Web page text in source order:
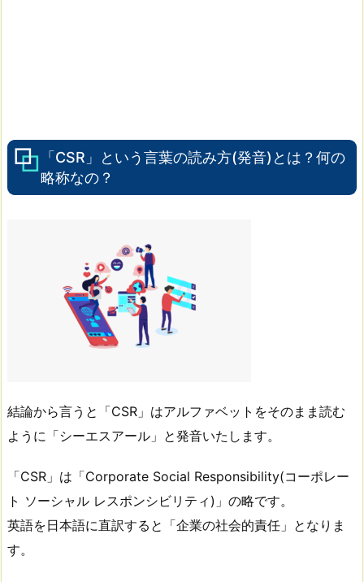
「CSR」という言葉の読み方(発音)とは？何の
略称なの？
結論から言うと「CSR」はアルファベットをそのまま読む
ように「シーエスアール」と発音いたします。
「CSR」は「Corporate Social Responsibility(コーポレー
ト ソーシャル レスポンシビリティ)」の略です。
英語を日本語に直訳すると「企業の社会的責任」となりま
す。